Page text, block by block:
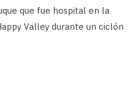
que fue hospital en la
Valley durante un ciclón